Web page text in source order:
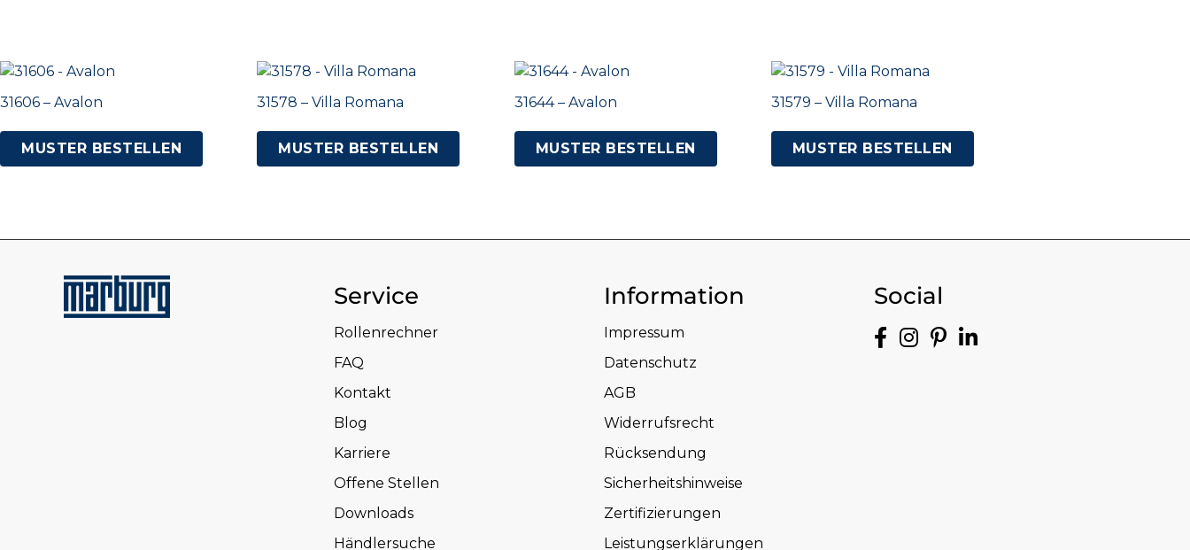
31606 – Avalon
MUSTER BESTELLEN
31578 – Villa Romana
MUSTER BESTELLEN
31644 – Avalon
MUSTER BESTELLEN
31579 – Villa Romana
MUSTER BESTELLEN
Service
Rollenrechner
FAQ
Kontakt
Blog
Karriere
Offene Stellen
Downloads
Händlersuche
Information
Impressum
Datenschutz
AGB
Widerrufsrecht
Rücksendung
Sicherheitshinweise
Zertifizierungen
Leistungserklärungen
Social